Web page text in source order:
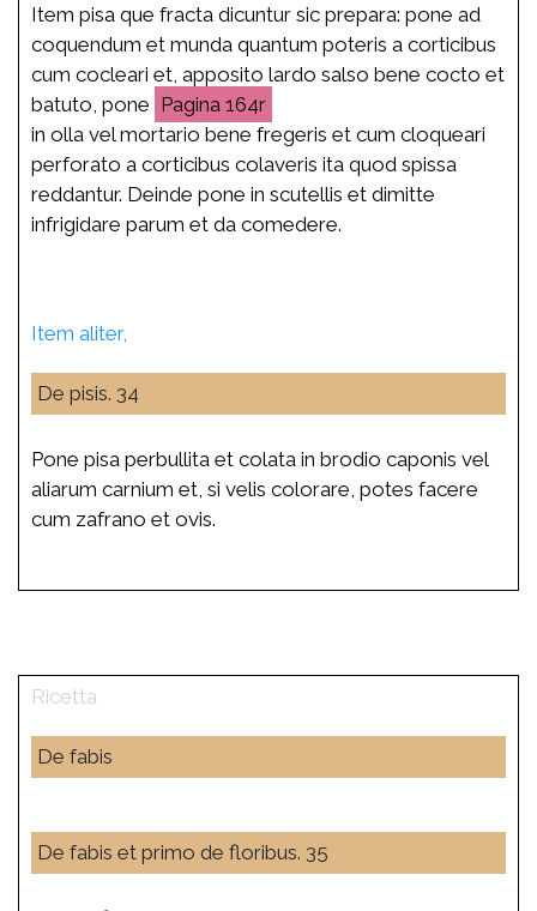
Item pisa que fracta dicuntur sic prepara: pone ad
coquendum et munda quantum poteris a corticibus
cum cocleari et, apposito lardo salso bene cocto et
batuto, pone
164r
in olla vel mortario bene fregeris et cum cloqueari
perforato a corticibus colaveris ita quod spissa
reddantur. Deinde pone in scutellis et dimitte
infrigidare parum et da comedere.
Item aliter,
De pisis. 34
Pone pisa perbullita et colata in brodio caponis vel
aliarum carnium et, si velis colorare, potes facere
cum zafrano et ovis.
De fabis
De fabis et primo de floribus. 35